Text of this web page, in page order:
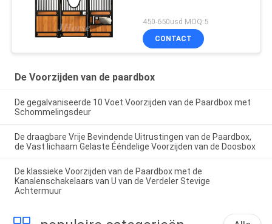
450-650usd MOQ:5
CONTACT
De Voorzijden van de paardbox
De gegalvaniseerde 10 Voet Voorzijden van de Paardbox met
Schommelingsdeur
De draagbare Vrije Bevindende Uitrustingen van de Paardbox,
de Vast lichaam Gelaste Ééndelige Voorzijden van de Doosbox
De klassieke Voorzijden van de Paardbox met de
Kanalenschakelaars van U van de Verdeler Stevige
Achtermuur